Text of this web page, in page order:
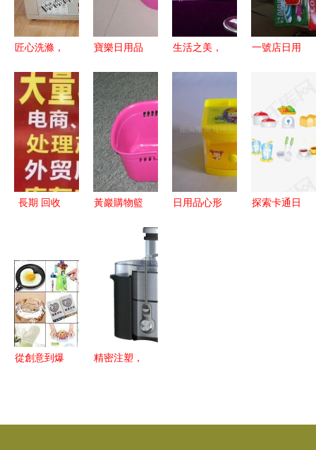
匠心洗滌，
——義烏市
美珍日用品
廠
寶樂日用品
盟連鎖，開
啟財富增長
新藍海
生活之美，
一號店日用
40的奇效使
用法
長期 回收
貨,日用百
貨,日化用
品,文體用
品,五金制
黃巖購物籃
新視覺模具
化塑料模具
工藝解析
日用品心形
探索卡通日
從創意到爆
精密注塑，